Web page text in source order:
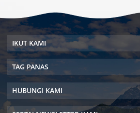
bau pelik
IKUT KAMI
TAG PANAS
HUBUNGI KAMI